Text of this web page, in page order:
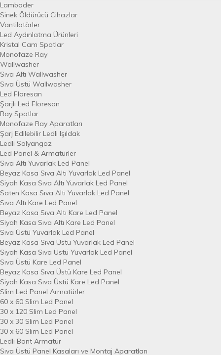
Lambader
Sinek Öldürücü Cihazlar
Vantilatörler
Led Aydınlatma Ürünleri
Kristal Cam Spotlar
Monofaze Ray
Wallwasher
Sıva Altı Wallwasher
Sıva Üstü Wallwasher
Led Floresan
Şarjlı Led Floresan
Ray Spotlar
Monofaze Ray Aparatları
Şarj Edilebilir Ledli Işıldak
Ledli Salyangoz
Led Panel & Armatürler
Sıva Altı Yuvarlak Led Panel
Beyaz Kasa Sıva Altı Yuvarlak Led Panel
Siyah Kasa Sıva Altı Yuvarlak Led Panel
Saten Kasa Sıva Altı Yuvarlak Led Panel
Sıva Altı Kare Led Panel
Beyaz Kasa Sıva Altı Kare Led Panel
Siyah Kasa Sıva Altı Kare Led Panel
Sıva Üstü Yuvarlak Led Panel
Beyaz Kasa Sıva Üstü Yuvarlak Led Panel
Siyah Kasa Sıva Üstü Yuvarlak Led Panel
Sıva Üstü Kare Led Panel
Beyaz Kasa Sıva Üstü Kare Led Panel
Siyah Kasa Sıva Üstü Kare Led Panel
Slim Led Panel Armatürler
60 x 60 Slim Led Panel
30 x 120 Slim Led Panel
30 x 30 Slim Led Panel
30 x 60 Slim Led Panel
Ledli Bant Armatür
Sıva Üstü Panel Kasaları ve Montaj Aparatları